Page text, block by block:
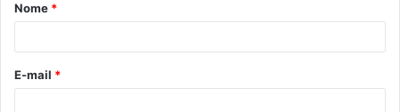
r
*
Nome *
E-mail *